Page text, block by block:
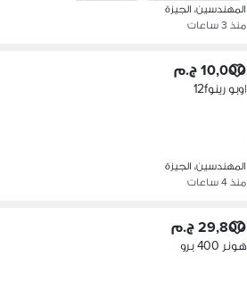
المهندسين، الجيزة
منذ 3 ساعات
10,000 ج.م
اوبو رينو12f
المهندسين، الجيزة
منذ 4 ساعات
29,800 ج.م
هونر 400 برو